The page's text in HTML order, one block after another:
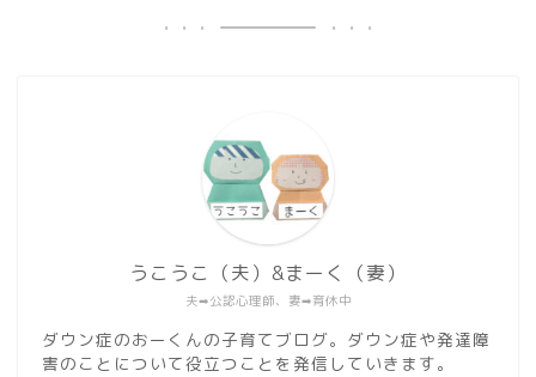
夫➡︎公認心理師、妻➡︎育休中
うこうこ（夫）&まーく（妻）
ダウン症のおーくんの子育てブログ。ダウン症や発達障
害のことについて役立つことを発信していきます。